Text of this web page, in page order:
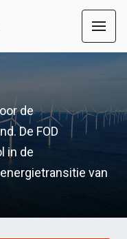
de
De FOD
in de
van